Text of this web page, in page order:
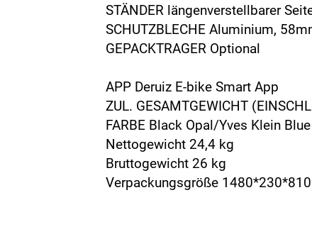
STÄNDER längenverstellbarer
SCHUTZBLECHE Aluminium,
GEPACKTRAGER Optional
APP Deruiz E-bike Smart App
ZUL. GESAMTGEWICHT
FARBE Black Opal/Yves Klein Blue
Nettogewicht 24,4 kg
Bruttogewicht 26 kg
Verpackungsgröße